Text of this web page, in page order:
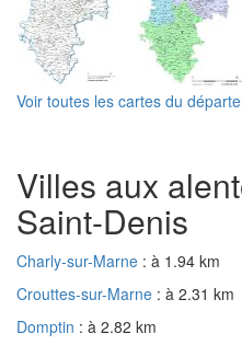
Voir toutes les cartes du
Villes aux
Saint-Denis
Charly-sur-Marne : à 1.94 km
Crouttes-sur-Marne : à 2.31 km
Domptin : à 2.82 km